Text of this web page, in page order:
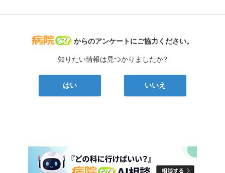
病院なび
からのアンケートにご協力ください。
知りたい情報は見つかりましたか?
はい いいえ